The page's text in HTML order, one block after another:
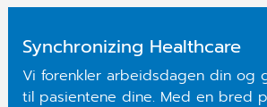
Synchronizing Healthcare
Vi forenkler arbeidsdagen din og
til pasientene dine. Med en bred